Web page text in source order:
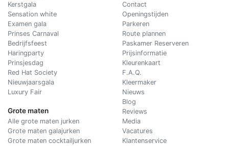
Kerstgala
Sensation white
Examen gala
Prinses Carnaval
Bedrijfsfeest
Haringparty
Prinsjesdag
Red Hat Society
Nieuwjaarsgala
Luxury Fair
Grote maten
Alle grote maten jurken
Grote maten galajurken
Grote maten cocktailjurken
Contact
Openingstijden
Parkeren
Route plannen
Paskamer Reserveren
Prijsinformatie
Kleurenkaart
F.A.Q.
Kleermaker
Nieuws
Blog
Reviews
Media
Vacatures
Klantenservice